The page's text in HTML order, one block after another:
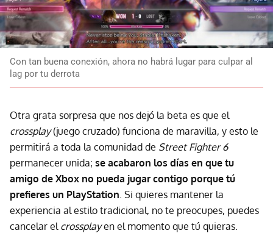
Con tan buena conexión, ahora no habrá lugar para culpar al
lag por tu derrota
Otra grata sorpresa que nos dejó la beta es que el
crossplay(juego cruzado) funciona de maravilla, y esto le
permitirá a toda la comunidad de Street Fighter 6
permanecer unida; se acabaron los días en que tu
amigo de Xbox no pueda jugar contigo porque tú
prefieres un PlayStation. Si quieres mantener la
experiencia al estilo tradicional, no te preocupes, puedes
cancelar el crossplayen el momento que tú quieras.